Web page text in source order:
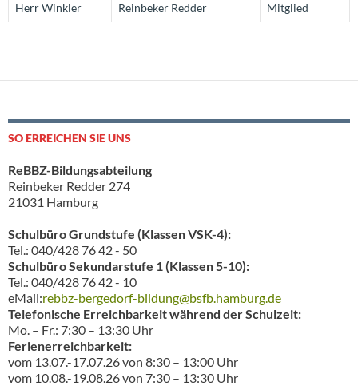
Herr Winkler Reinbeker Redder Mitglied
SO ERREICHEN SIE UNS
ReBBZ-Bildungsabteilung
Reinbeker Redder 274
21031 Hamburg
Schulbüro Grundstufe (Klassen VSK-4):
Tel.: 040/428 76 42 - 50
Schulbüro Sekundarstufe 1 (Klassen 5-10):
Tel.: 040/428 76 42 - 10
eMail:rebbz-bergedorf-bildung@bsfb.hamburg.de
Telefonische Erreichbarkeit während der Schulzeit:
Mo. – Fr.: 7:30 – 13:30 Uhr
Ferienerreichbarkeit:
vom 13.07.-17.07.26 von 8:30 – 13:00 Uhr
vom 10.08.-19.08.26 von 7:30 – 13:30 Uhr